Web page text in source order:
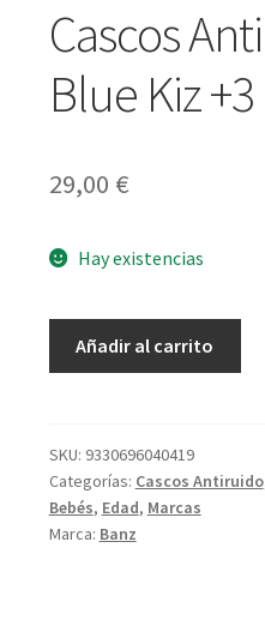
Cascos
Blue Kiz +3
29,00 €
Hay existencias
Blue
Kiz
+3
cantidad
Añadir al carrito
SKU: 9330696040419
Categorías: Cascos Antiruido
Bebés, Edad, Marcas
Marca: Banz